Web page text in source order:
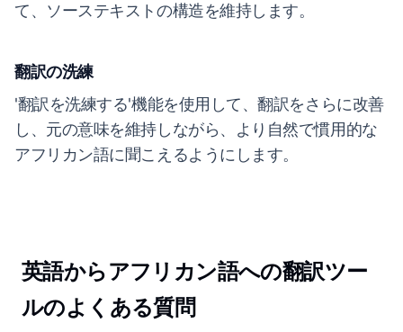
て、ソーステキストの構造を維持します。
翻訳の洗練
'翻訳を洗練する'機能を使用して、翻訳をさらに改善
し、元の意味を維持しながら、より自然で慣用的な
アフリカン語に聞こえるようにします。
英語からアフリカン語への翻訳ツー
ルのよくある質問